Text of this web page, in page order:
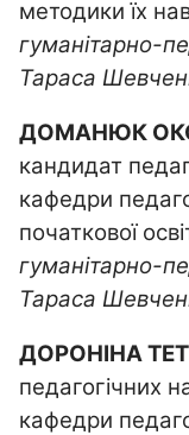
методики їх
гуманітарно-
Тараса
ДОМАНЮК
кандидат
кафедри
початкової
гуманітарно-
Тараса
ДОРОНІНА
педагогічних
кафедри